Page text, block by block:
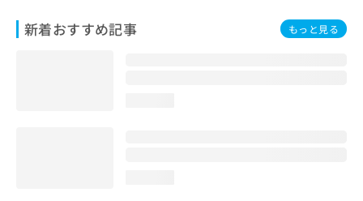
新着おすすめ記事 もっと見る
問